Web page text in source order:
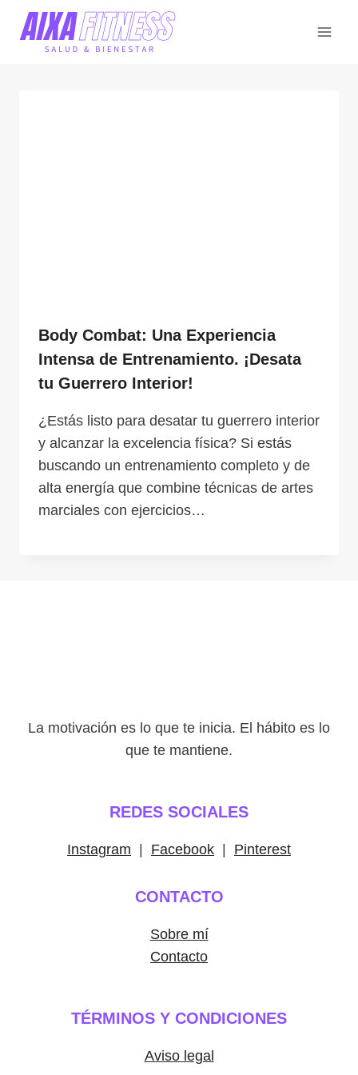
Saltar
contenido
Body Combat: Una Experiencia
Intensa de Entrenamiento. ¡Desata
tu Guerrero Interior!
¿Estás listo para desatar tu guerrero interior
y alcanzar la excelencia física? Si estás
buscando un entrenamiento completo y de
alta energía que combine técnicas de artes
marciales con ejercicios…
La motivación es lo que te inicia. El hábito es lo
que te mantiene.
REDES SOCIALES
Instagram Facebook Pinterest
CONTACTO
Sobre mí
Contacto
TÉRMINOS Y CONDICIONES
Aviso legal